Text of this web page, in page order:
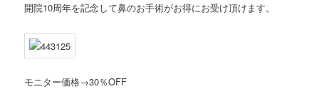
開院10周年を記念して鼻のお手術がお得にお受け頂けます。
モニター価格→30％OFF